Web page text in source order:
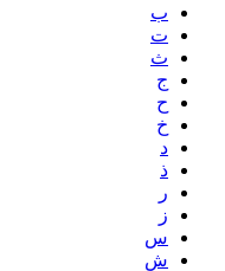
ب
ت
ث
ج
ح
خ
د
ذ
ر
ز
س
ش